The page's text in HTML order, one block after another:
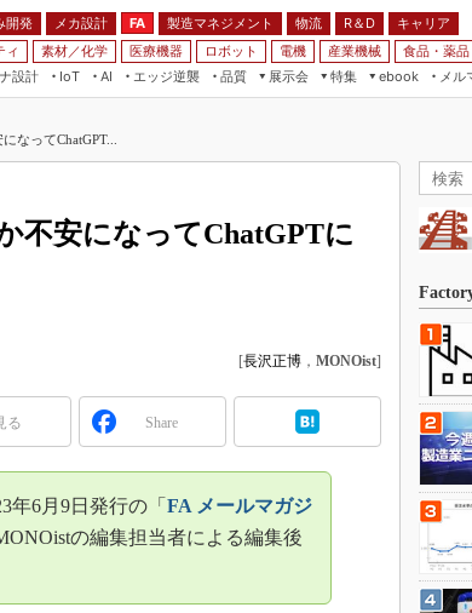
開発 メカ設計 FA 製造マネジメント 物流 R＆D
キャリア
ィ 素材／化学 医療機器 ロボット 電機 産業機械 食品・薬
設計
IoT
AI
エッジ逆襲 品質
展示会
JIMTOF
IIFES
スマート工場EXPO
AUTOMOTIVE WORLD
特集
つながるクルマ
フィールドサービス
Windows Embedded
車載ソフト開発
ISO26262
無償設計ツール
3Dプリンタ
ebook
メル
なってChatGPT...
不安になってChatGPTに
[長沢正博 ， MONOist]
る Share
6月9日発行の「 FA メールマガジ
の編集担当者による編集後